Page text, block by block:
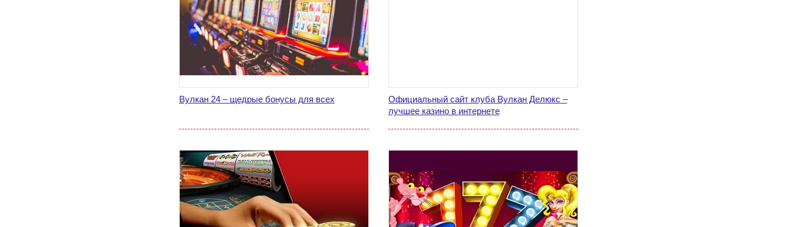
Вулкан 24 – щедрые бонусы для всех
Официальный сайт клуба Вулкан Делюкс –
лучшее казино в интернете